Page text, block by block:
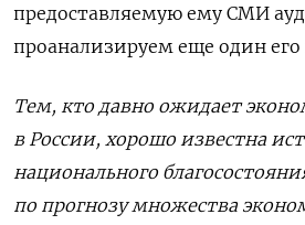
предоставляемую ему СМИ
проанализируем еще один его
Тем, кто давно ожидает
в России, хорошо известна
национального
по прогнозу множества